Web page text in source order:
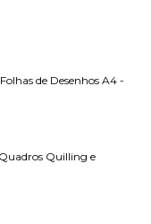
de Desenhos A4 -
Quilling e